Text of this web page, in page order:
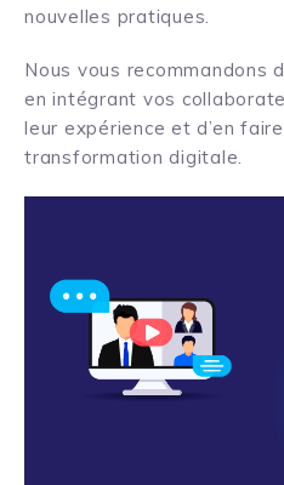
nouvelles pratiques.
Nous vous recommandons
en intégrant vos
leur expérience et d’en
transformation digitale.